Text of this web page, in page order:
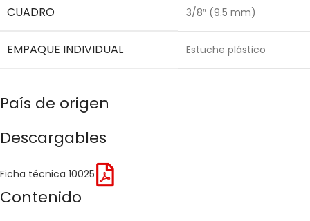
CUADRO 3/8″ (9.5 mm)
EMPAQUE INDIVIDUAL Estuche plástico
País de origen
Descargables
Ficha técnica 10025
Contenido